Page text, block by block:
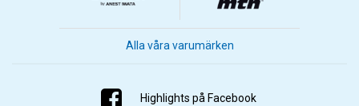
Alla våra varumärken
Highlights på Facebook